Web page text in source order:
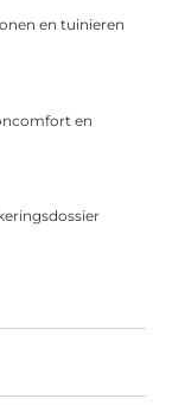
en tuinieren
en